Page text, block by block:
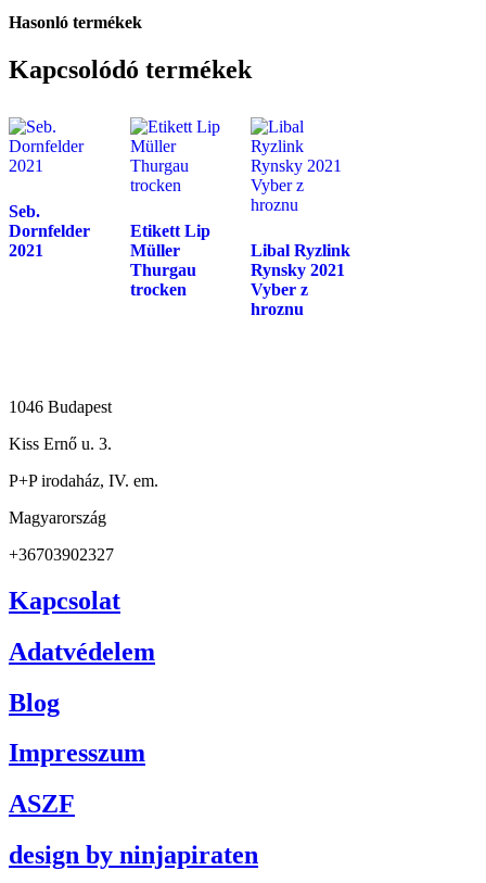
Hasonló termékek
Kapcsolódó termékek
Seb.
Dornfelder
2021
Etikett Lip
Müller
Thurgau
trocken
Libal Ryzlink
Rynsky 2021
Vyber z
hroznu
1046 Budapest
Kiss Ernő u. 3.
P+P irodaház, IV. em.
Magyarország
+36703902327
Kapcsolat
Adatvédelem
Blog
Impresszum
ASZF
design by ninjapiraten